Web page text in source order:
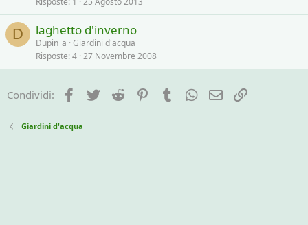
D laghetto d'inverno
Dupin_a Giardini d'acqua
Risposte 4 27 Novembre 2008
Condividi: Facebook
Twitter Reddit PinterestTumblrWhatsApp
e-mail
Giardini d'acqua